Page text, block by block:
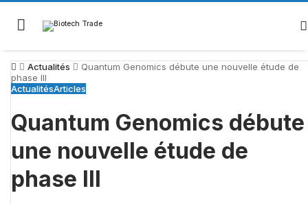
Skip
Actualités
Quantum Genomics débute une nouvelle étude de
phase III
ActualitésArticles
Quantum Genomics débute
une nouvelle étude de
phase III